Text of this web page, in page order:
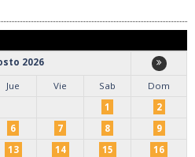
2026
Jue Vie Sab
Dom
1
2
6 7 8
9
13 14 15
16